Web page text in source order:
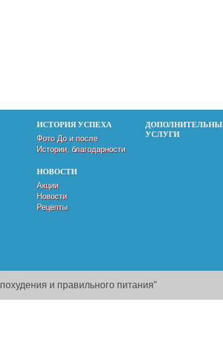
ИСТОРИЯ УСПЕХА
Фото До и после
Истории, благодарности
НОВОСТИ
Акции
Новости
Рецепты
УСЛУГИ
и правильного питания”